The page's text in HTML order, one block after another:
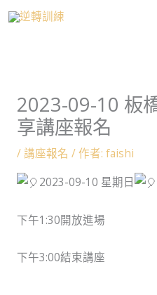
跳
2023-09-10 板
享講座報名
/講座報名 / 作者: faishi
2023-09-10 星期日
下午1:30開放進場
下午3:00結束講座